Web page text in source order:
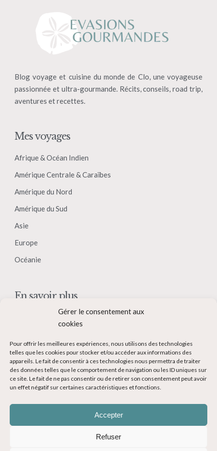
Gérer le consentement aux
cookies
Pour offrir les meilleures expériences, nous utilisons des technologies
telles que les cookies pour stocker et/ou accéder aux informations des
appareils. Le fait de consentir à ces technologies nous permettra de traiter
des données telles que le comportement de navigation ou les ID uniques sur
ce site. Le fait de ne pas consentir ou de retirer son consentement peut avoir
un effet négatif sur certaines caractéristiques et fonctions.
Accepter
Refuser
Blog voyage et cuisine du monde de Clo, une voyageuse
passionnée et ultra-gourmande. Récits, conseils, road trip,
aventures et recettes.
Mes voyages
Afrique & Océan Indien
Amérique Centrale & Caraïbes
Amérique du Nord
Amérique du Sud
Asie
Europe
Océanie
En savoir plus
Contact
Devenir Blogueur voyage
Ma Bucket List